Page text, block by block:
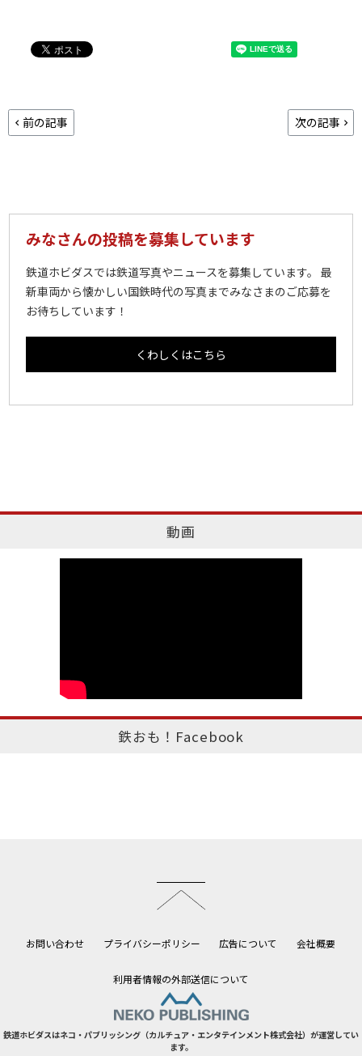
前の記事 次の記事
みなさんの投稿を募集しています
鉄道ホビダスでは鉄道写真やニュースを募集しています。 最
新車両から懐かしい国鉄時代の写真までみなさまのご応募を
お待ちしています！
くわしくはこちら
動画
鉄おも！Facebook
お問い合わせ プライバシーポリシー 広告について 会社概要
利用者情報の外部送信について
鉄道ホビダスはネコ・パブリッシング（カルチュア・エンタテインメント株式会社）が運営してい
ます。